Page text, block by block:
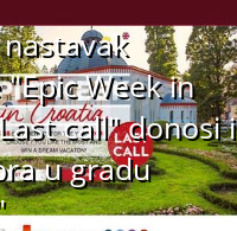
Week in
call" donosi i
u gradu